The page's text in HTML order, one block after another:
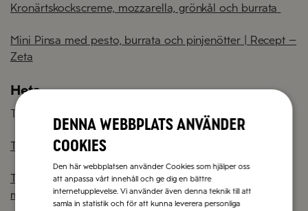
Kronärtskockscreme, mozzarella, grönkål och burrata
Mini Pinsa med pesto, burrata och pinjenötter | Recept –
Zeta
Heta
Tomatsås med chili, mozzarella och färska tomater
Tomatsås med Nduja, mozzarella och burrata
Tomatsås, het salami tex Salamino Pepperoni,
mozzarella och örter
Denna webbplats använder
cookies
Den här webbplatsen använder Cookies som hjälper oss
att anpassa vårt innehåll och ge dig en bättre
internetupplevelse. Vi använder även denna teknik till att
samla in statistik och för att kunna leverera personliga